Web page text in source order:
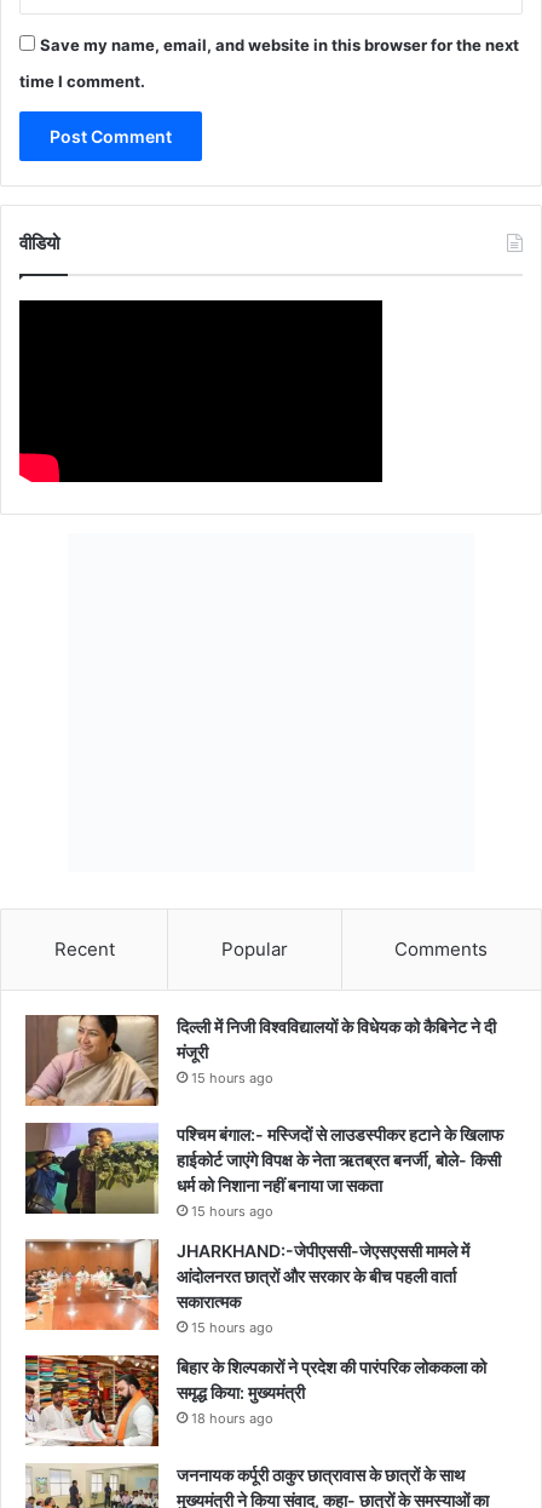
Save my name, email, and website in this browser for the next
time I comment.
वीडियो
Recent Popular Comments
दिल्ली में निजी विश्वविद्यालयों के विधेयक को कैबिनेट ने दी
मंजूरी
15 hours ago
पश्चिम बंगाल:- मस्जिदों से लाउडस्पीकर हटाने के खिलाफ
हाईकोर्ट जाएंगे विपक्ष के नेता ऋतब्रत बनर्जी, बोले- किसी
धर्म को निशाना नहीं बनाया जा सकता
15 hours ago
JHARKHAND:-जेपीएससी-जेएसएससी मामले में
आंदोलनरत छात्रों और सरकार के बीच पहली वार्ता
सकारात्मक
15 hours ago
बिहार के शिल्पकारों ने प्रदेश की पारंपरिक लोककला को
समृद्ध किया: मुख्यमंत्री
18 hours ago
जननायक कर्पूरी ठाकुर छात्रावास के छात्रों के साथ
मुख्यमंत्री ने किया संवाद, कहा- छात्रों के समस्याओं का